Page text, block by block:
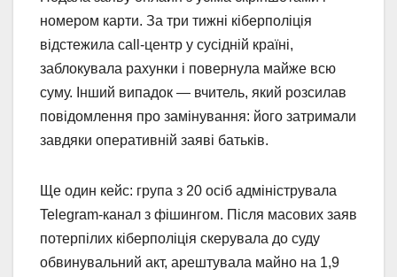
номером карти. За три тижні кіберполіція
відстежила call-центр у сусідній країні,
заблокувала рахунки і повернула майже всю
суму. Інший випадок — вчитель, який розсилав
повідомлення про замінування: його затримали
завдяки оперативній заяві батьків.
Ще один кейс: група з 20 осіб адмініструвала
Telegram-канал з фішингом. Після масових заяв
потерпілих кіберполіція скерувала до суду
обвинувальний акт, арештувала майно на 1,9